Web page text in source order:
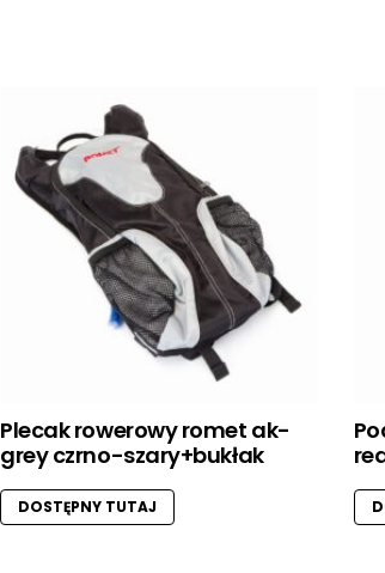
Plecak rowerowy romet ak-
grey czrno-szary+bukłak
DOSTĘPNY TUTAJ